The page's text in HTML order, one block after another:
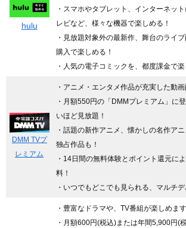
hulu
・スマホやタブレット、インターネッ
レビなど、様々な機器で楽しめる！
・見放題対象外の最新作、舞台のライ
購入で楽しめる！
・人気の電子コミックを、都度課金で楽
DMM TVプ
レミアム
・アニメ・エンタメ作品が充実した動
・月額550円の「DMMプレミアム」に
いほど見放題！
・話題の新作アニメ、懐かしの名作ア
独占作品も！
・14日間の無料体験とポイント還元に
料！
・いつでもどこでも見られる、マルチデ
・豊富なドラマや、TV番組が楽しめます
・月額600円(税込)または年間5,900円(